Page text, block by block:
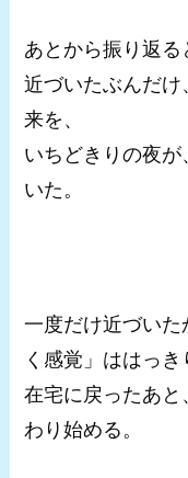
あとから振り返る
近づいたぶんだ
来を、
いちどきりの夜
いた。
一度だけ近づい
く感覚」ははっき
在宅に戻ったあ
わり始める。